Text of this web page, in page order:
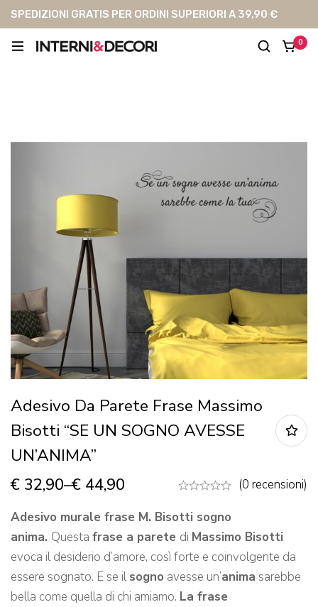
SPEDIZIONI GRATIS PER ORDINI SUPERIORI A 39,90 €
0
Adesivo Da Parete Frase Massimo
Bisotti “SE UN SOGNO AVESSE
UN’ANIMA”
€ 32,90–€ 44,90
(0 recensioni)
Adesivo murale frase M. Bisotti sogno
anima. Questa frase a parete di Massimo Bisotti
evoca il desiderio d’amore, così forte e coinvolgente da
essere sognato. E se ilsogno avesse un’anima sarebbe
bella come quella di chi amiamo. La frase